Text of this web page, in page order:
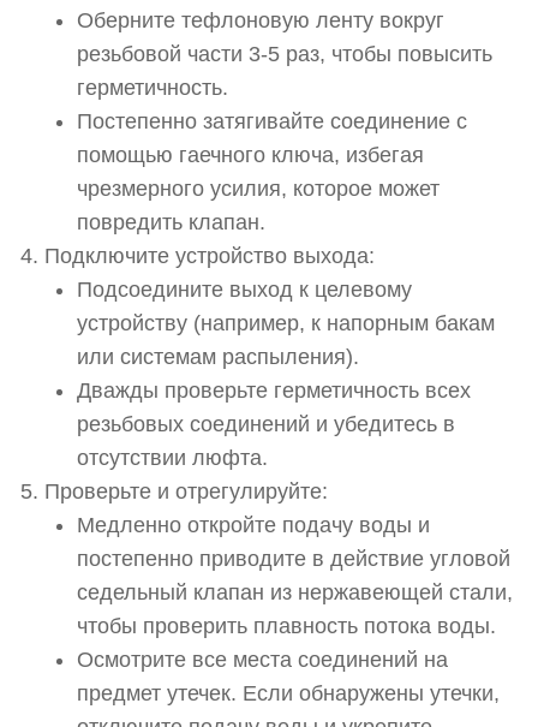
Оберните тефлоновую ленту вокруг
резьбовой части 3-5 раз, чтобы повысить
герметичность.
Постепенно затягивайте соединение с
помощью гаечного ключа, избегая
чрезмерного усилия, которое может
повредить клапан.
Подключите устройство выхода:
Подсоедините выход к целевому
устройству (например, к напорным бакам
или системам распыления).
Дважды проверьте герметичность всех
резьбовых соединений и убедитесь в
отсутствии люфта.
Проверьте и отрегулируйте:
Медленно откройте подачу воды и
постепенно приводите в действие угловой
седельный клапан из нержавеющей стали,
чтобы проверить плавность потока воды.
Осмотрите все места соединений на
предмет утечек. Если обнаружены утечки,